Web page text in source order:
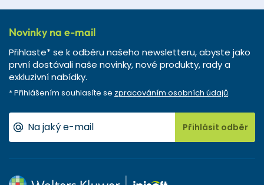
Novinky na e-mail
Přihlaste* se k odběru našeho newsletteru, abyste jako
první dostávali naše novinky, nové produkty, rady a
exkluzivní nabídky.
* Přihlášením souhlasíte se zpracováním osobních údajů.
Přihlásit odběr